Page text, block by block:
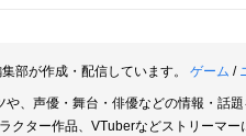
部が作成・配信しています。 ゲーム /
、声優・舞台・俳優などの情報・話
クター作品、VTuberなどストリーマ